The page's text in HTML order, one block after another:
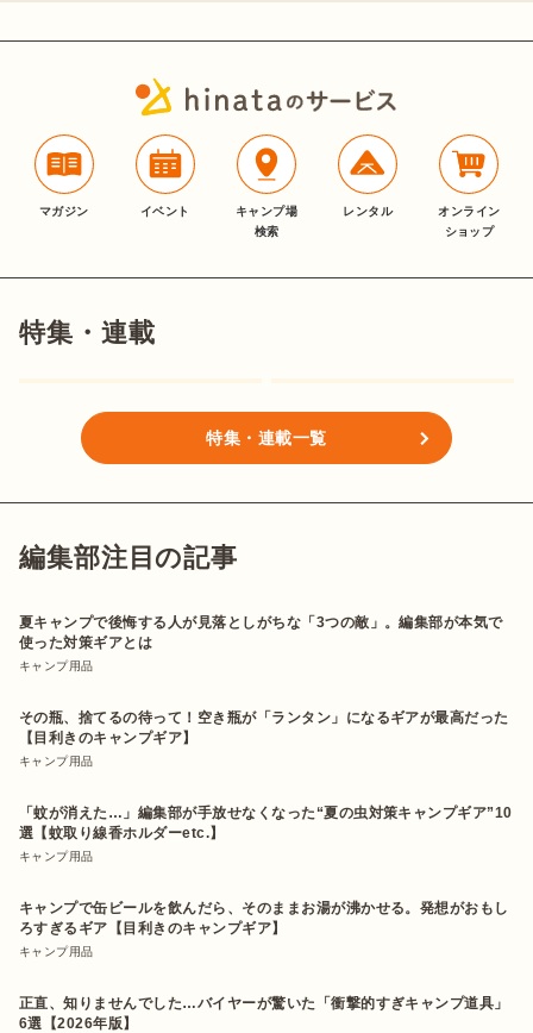
マガジン イベント
キャンプ場
検索
レンタル
オンライン
ショップ
特集・連載
特集・連載一覧
編集部注目の記事
夏キャンプで後悔する人が見落としがちな「3つの敵」。編集部が本気で
使った対策ギアとは
キャンプ用品
その瓶、捨てるの待って！空き瓶が「ランタン」になるギアが最高だった
【目利きのキャンプギア】
キャンプ用品
「蚊が消えた…」編集部が手放せなくなった“夏の虫対策キャンプギア”10
選【蚊取り線香ホルダーetc.】
キャンプ用品
キャンプで缶ビールを飲んだら、そのままお湯が沸かせる。発想がおもし
ろすぎるギア【目利きのキャンプギア】
キャンプ用品
正直、知りませんでした…バイヤーが驚いた「衝撃的すぎキャンプ道具」
6選【2026年版】